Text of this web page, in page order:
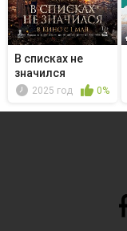
В списках не
значился
2025 год 0%